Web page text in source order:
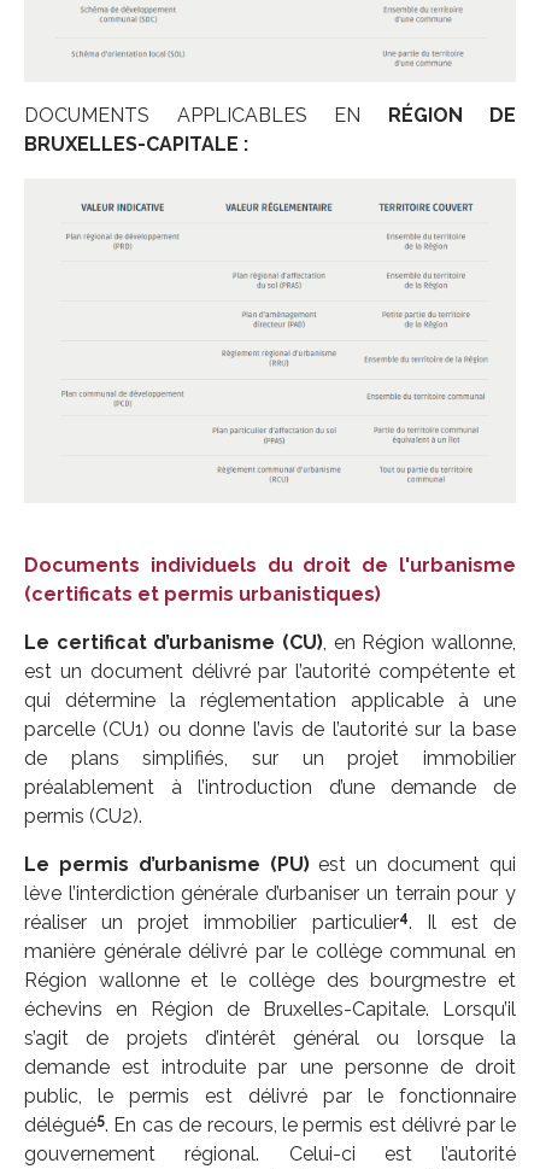
DOCUMENTS APPLICABLES EN RÉGION DE
BRUXELLES-CAPITALE :
Documents individuels du droit de l'urbanisme
(certificats et permis urbanistiques)
Le certificat d’urbanisme (CU), en Région wallonne,
est un document délivré par l’autorité compétente et
qui détermine la réglementation applicable à une
parcelle (CU1) ou donne l’avis de l’autorité sur la base
de plans simplifiés, sur un projet immobilier
préalablement à l’introduction d’une demande de
permis (CU2).
Le permis d’urbanisme (PU)est un document qui
lève l’interdiction générale d’urbaniser un terrain pour y
réaliser un projet immobilier particulier4. Il est de
manière générale délivré par le collège communal en
Région wallonne et le collège des bourgmestre et
échevins en Région de Bruxelles-Capitale. Lorsqu’il
s’agit de projets d’intérêt général ou lorsque la
demande est introduite par une personne de droit
public, le permis est délivré par le fonctionnaire
délégué5. En cas de recours, le permis est délivré par le
gouvernement régional. Celui-ci est l’autorité